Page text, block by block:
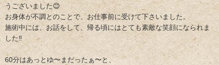
うございました😊
お身体が不調とのことで、お仕事前に受けて下さいました。
施術中には、お話をして、帰る頃にはとても素敵な笑顔になられま
した‼
60分はあっとゆ〜まだったぁ〜と、